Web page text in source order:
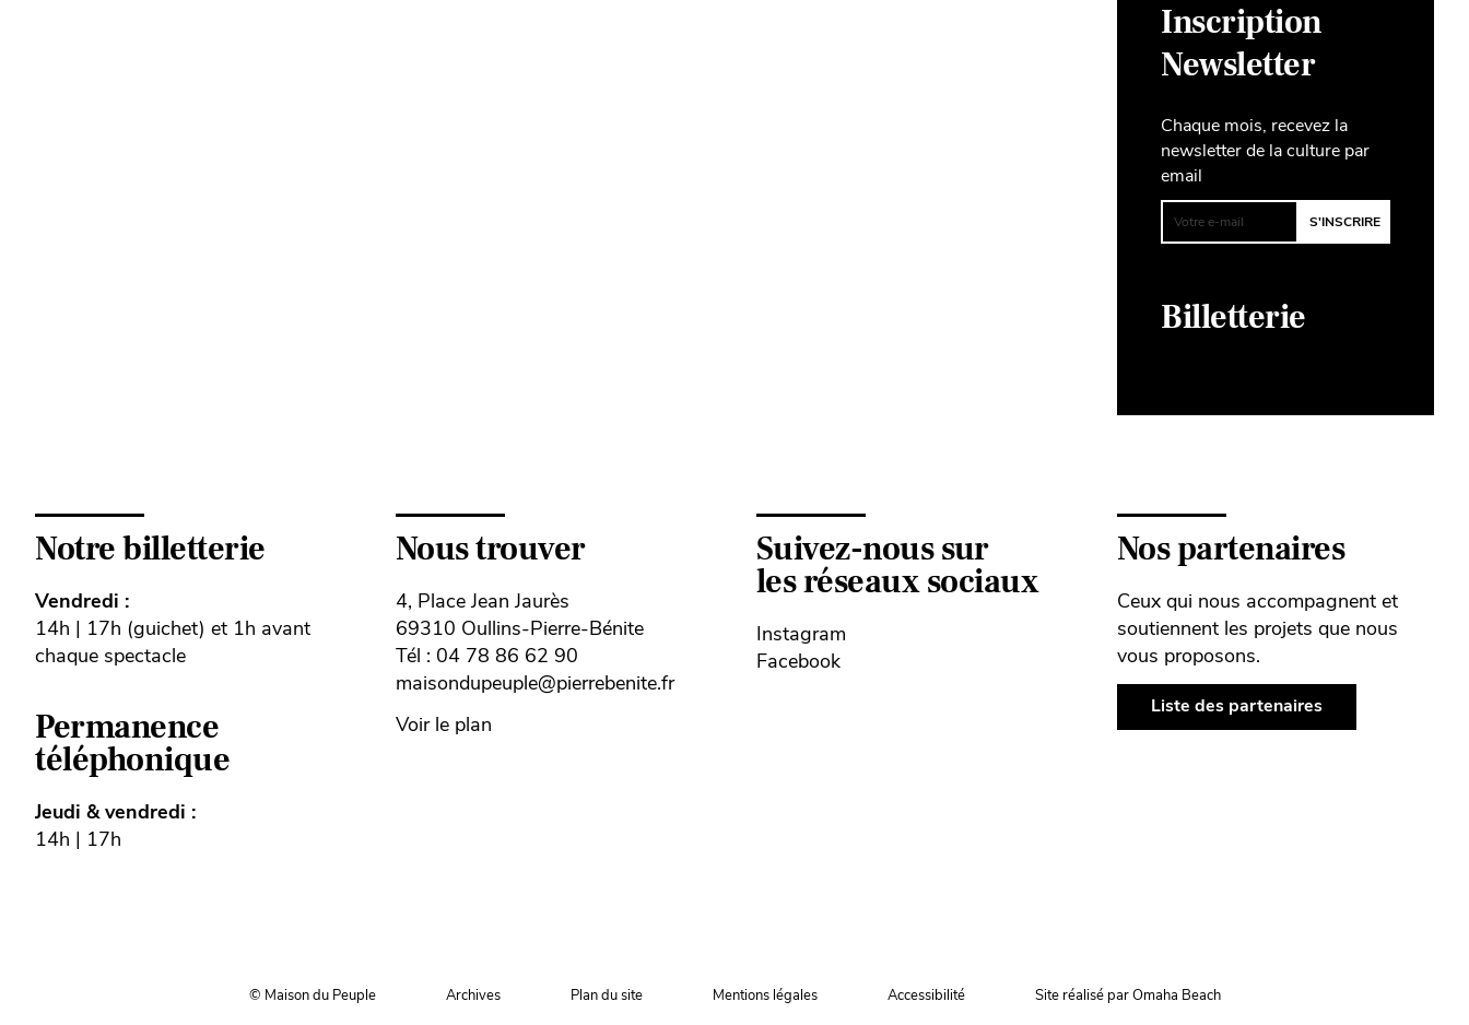
Inscription
Newsletter
Chaque mois, recevez la
newsletter de la culture par
email
Billetterie
Notre billetterie
Vendredi :
14h | 17h (guichet) et 1h avant
chaque spectacle
Permanence
téléphonique
Jeudi & vendredi :
14h | 17h
Nous trouver
4, Place Jean Jaurès
69310 Oullins-Pierre-Bénite
Tél : 04 78 86 62 90
maisondupeuple@pierrebenite.fr
Voir le plan
Suivez-nous sur
les réseaux sociaux
Instagram
Facebook
Nos partenaires
Ceux qui nous accompagnent et
soutiennent les projets que nous
vous proposons.
Liste des partenaires
© Maison du Peuple Archives Plan du site Mentions légales Accessibilité Site réalisé par Omaha Beach